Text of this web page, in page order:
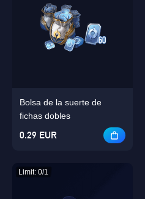
Bolsa de la suerte de
fichas dobles
0.29 EUR
Limit: 0/1